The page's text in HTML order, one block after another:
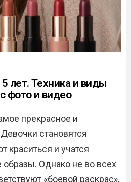
лет. Техника и виды
фото и видео
прекрасное и
становятся
краситься и учатся
образы. Однако не во всех
«боевой раскрас»,